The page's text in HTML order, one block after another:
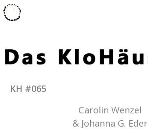
Zum
Inhalt
KH #065
Carolin Wenzel
& Johanna G. Eder